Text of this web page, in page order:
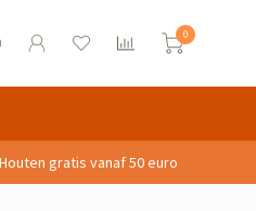
0
gratis vanaf 50 euro